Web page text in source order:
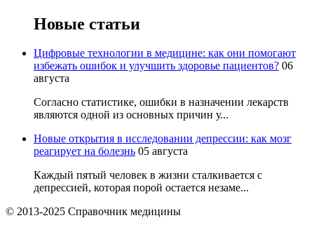
Новые статьи
Цифровые технологии в медицине: как они помогают
избежать ошибок и улучшить здоровье пациентов? 06
августа
Согласно статистике, ошибки в назначении лекарств
являются одной из основных причин у...
Новые открытия в исследовании депрессии: как мозг
реагирует на болезнь 05 августа
Каждый пятый человек в жизни сталкивается с
депрессией, которая порой остается незаме...
© 2013-2025 Справочник медицины